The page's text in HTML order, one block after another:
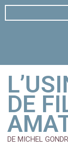
DE
DE MICHEL